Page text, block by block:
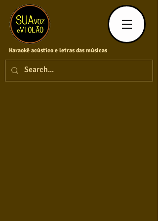
Karaokê acústico e letras das músicas